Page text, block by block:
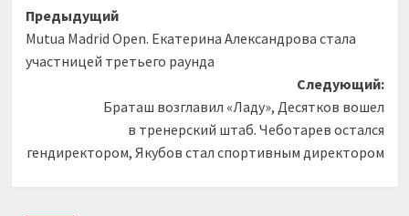
Навигация
записи
Предыдущий
Mutua Madrid Open. Екатерина Александрова стала
участницей третьего раунда
Следующий:
Браташ возглавил «Ладу», Десятков вошел
в тренерский штаб. Чеботарев остался
гендиректором, Якубов стал спортивным директором